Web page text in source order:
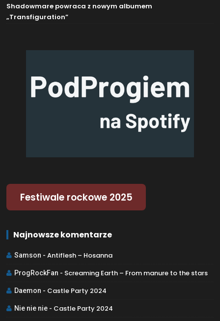
Shadowmare powraca z nowym albumem
„Transfiguration”
Festiwale rockowe 2025
Najnowsze komentarze
Samson -Antiflesh – Hosanna
ProgRockFan - Screaming Earth – From manure to the stars
Daemon - Castle Party 2024
Nie nie nie - Castle Party 2024